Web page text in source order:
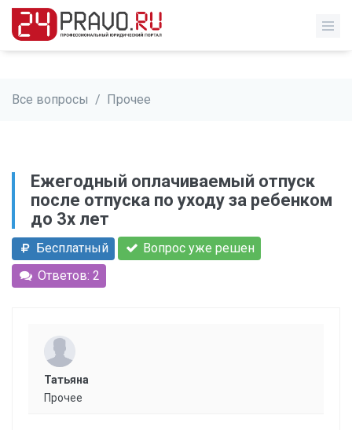
Все вопросы / Прочее
Ежегодный оплачиваемый отпуск
после отпуска по уходу за ребенком
до 3х лет
Бесплатный
Вопрос уже решен
Ответов: 2
Татьяна
Прочее